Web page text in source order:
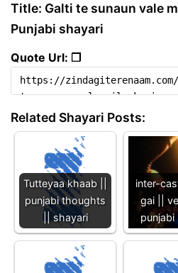
Title: Galti te sunaun vale
Punjabi shayari
Quote Url: ❐
Related Shayari Posts:
Tutteyaa khaab ||
punjabi thoughts
|| shayari
inter-
gai ||